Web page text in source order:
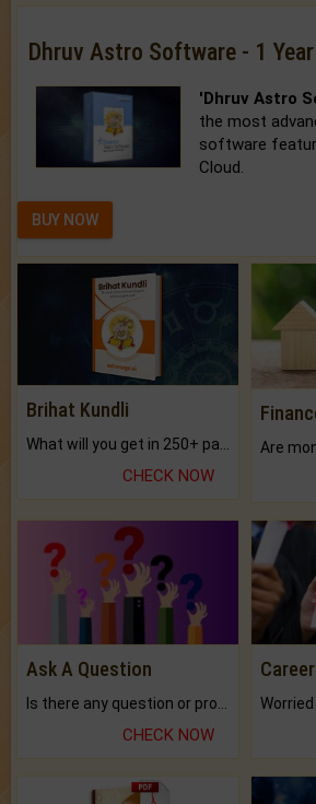
Dhruv Astro Software - 1 Year
'Dhruv Astro
the most
software
Cloud.
BUY NOW
Brihat Kundli
CHECK NOW
Ask A Question
CHECK NOW